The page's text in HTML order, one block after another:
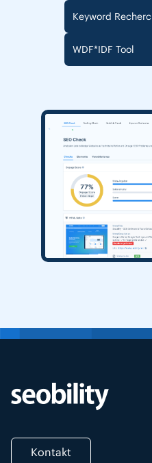
Keyword
WDF*IDF Tool
Kontakt